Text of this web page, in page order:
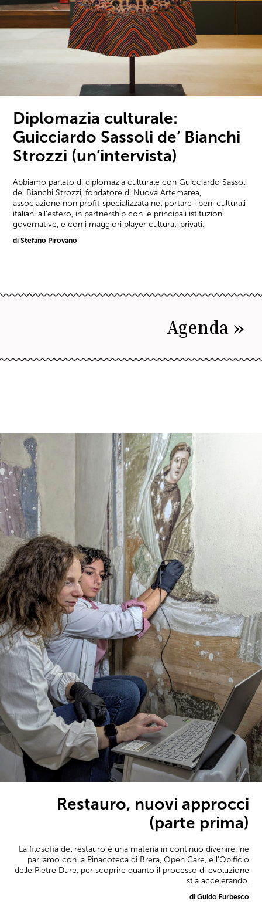
Diplomazia culturale:
Guicciardo Sassoli de’ Bianchi
Strozzi (un’intervista)
Abbiamo parlato di diplomazia culturale con Guicciardo Sassoli
de' Bianchi Strozzi, fondatore di Nuova Artemarea,
associazione non profit specializzata nel portare i beni culturali
italiani all'estero, in partnership con le principali istituzioni
governative, e con i maggiori player culturali privati.
di Stefano Pirovano
Agenda »
Restauro, nuovi approcci
(parte prima)
La filosofia del restauro è una materia in continuo divenire; ne
parliamo con la Pinacoteca di Brera, Open Care, e l'Opificio
delle Pietre Dure, per scoprire quanto il processo di evoluzione
stia accelerando.
di Guido Furbesco